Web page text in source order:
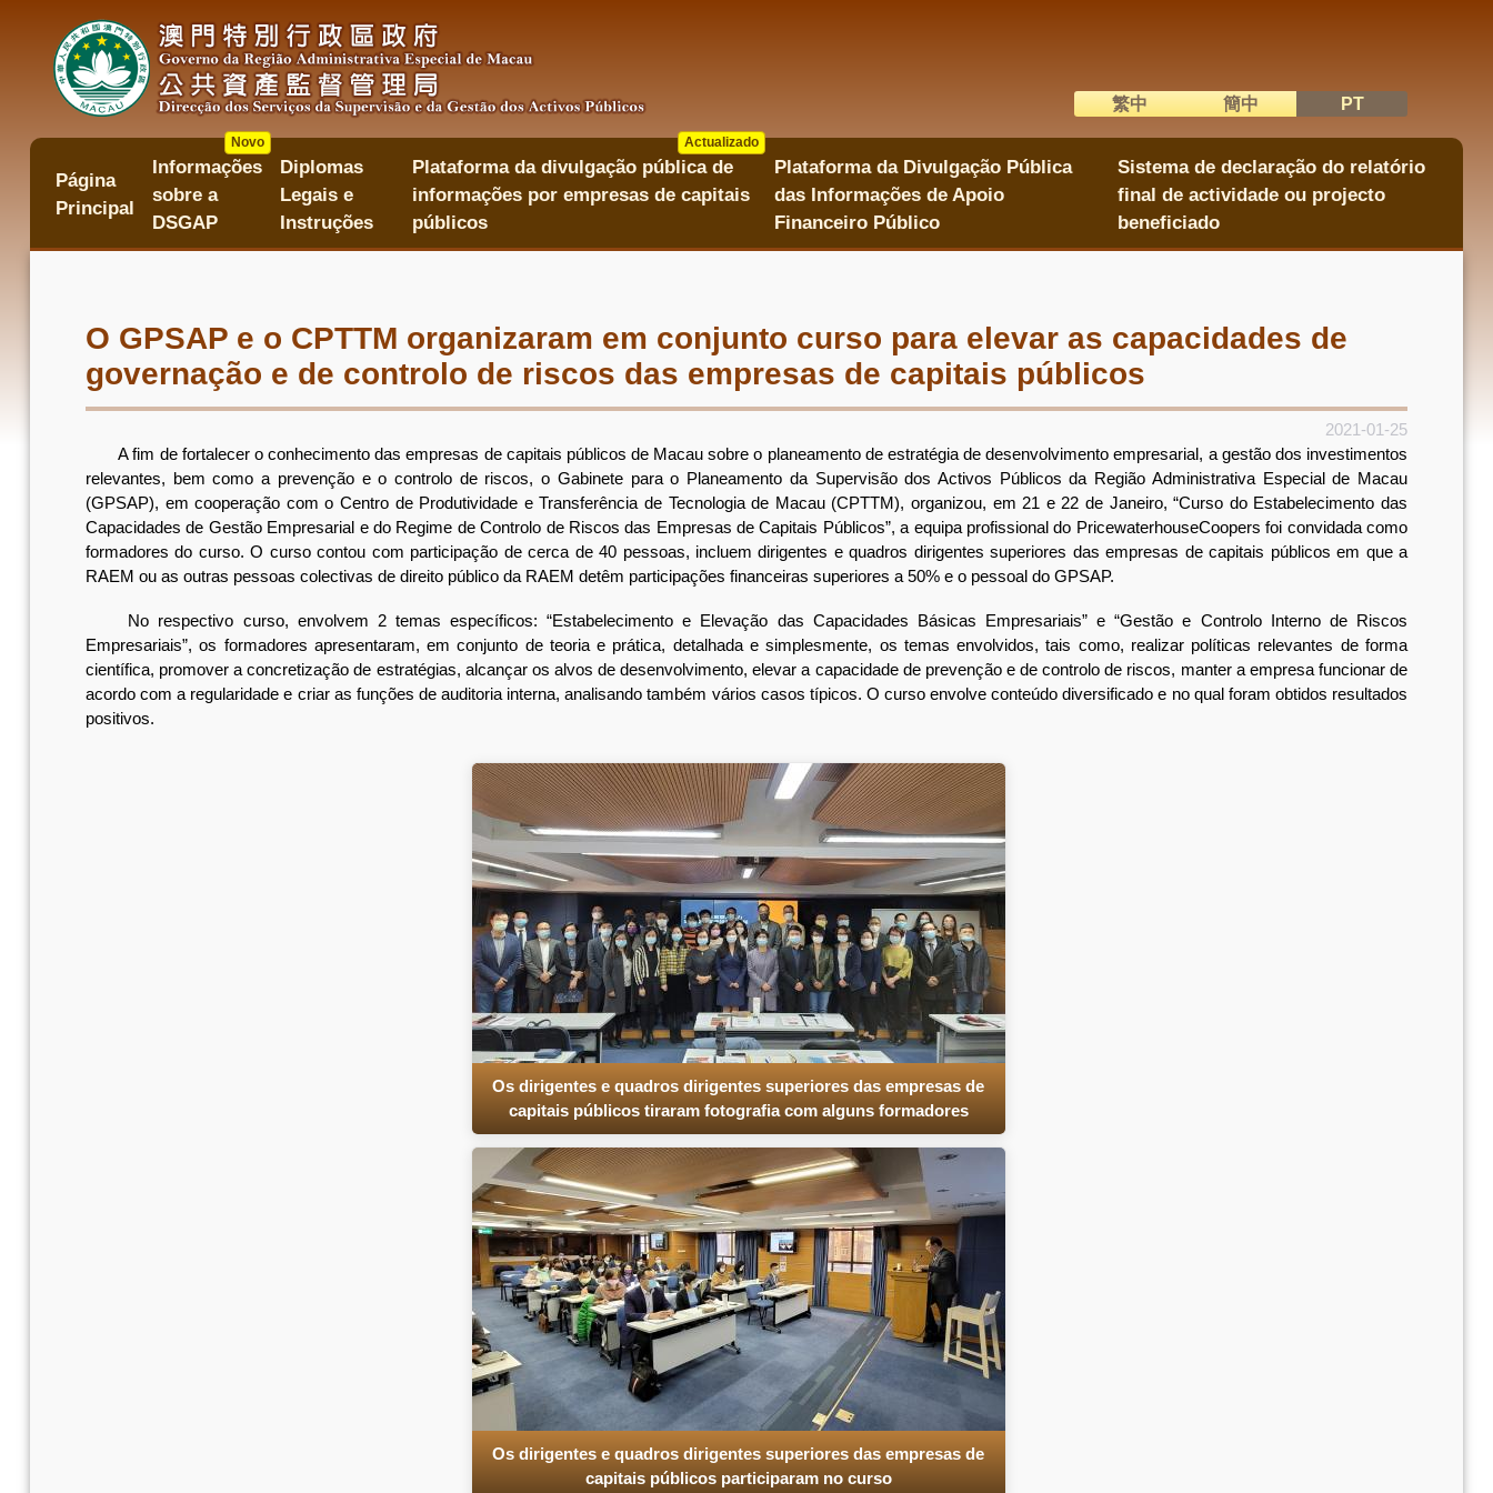
conteúdo
語系切換
繁中 簡中 PT
Página
Principal
Informações
sobre a
DSGAP
Novo
Diplomas
Legais e
Instruções
Plataforma da divulgação pública de
informações por empresas de capitais
públicos
Actualizado
Plataforma da Divulgação Pública
das Informações de Apoio
Financeiro Público
Sistema de declaração do relatório
final de actividade ou projecto
beneficiado
O GPSAP e o CPTTM organizaram em conjunto curso para elevar as capacidades de
governação e de controlo de riscos das empresas de capitais públicos
2021-01-25
A fim de fortalecer o conhecimento das empresas de capitais públicos de Macau sobre o planeamento de estratégia de desenvolvimento empresarial, a gestão dos investimentos
relevantes, bem como a prevenção e o controlo de riscos, o Gabinete para o Planeamento da Supervisão dos Activos Públicos da Região Administrativa Especial de Macau
(GPSAP), em cooperação com o Centro de Produtividade e Transferência de Tecnologia de Macau (CPTTM), organizou, em 21 e 22 de Janeiro, “Curso do Estabelecimento das
Capacidades de Gestão Empresarial e do Regime de Controlo de Riscos das Empresas de Capitais Públicos”, a equipa profissional do PricewaterhouseCoopers foi convidada como
formadores do curso. O curso contou com participação de cerca de 40 pessoas, incluem dirigentes e quadros dirigentes superiores das empresas de capitais públicos em que a
RAEM ou as outras pessoas colectivas de direito público da RAEM detêm participações financeiras superiores a 50% e o pessoal do GPSAP.
No respectivo curso, envolvem 2 temas específicos: “Estabelecimento e Elevação das Capacidades Básicas Empresariais” e “Gestão e Controlo Interno de Riscos
Empresariais”, os formadores apresentaram, em conjunto de teoria e prática, detalhada e simplesmente, os temas envolvidos, tais como, realizar políticas relevantes de forma
científica, promover a concretização de estratégias, alcançar os alvos de desenvolvimento, elevar a capacidade de prevenção e de controlo de riscos, manter a empresa funcionar de
acordo com a regularidade e criar as funções de auditoria interna, analisando também vários casos típicos. O curso envolve conteúdo diversificado e no qual foram obtidos resultados
positivos.
Os dirigentes e quadros dirigentes superiores das empresas de
capitais públicos tiraram fotografia com alguns formadores
Os dirigentes e quadros dirigentes superiores das empresas de
capitais públicos participaram no curso